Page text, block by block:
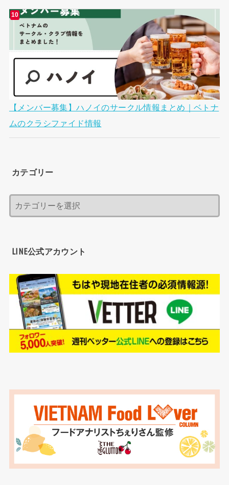
【メンバー募集】ハノイのサークル情報まとめ｜ベトナ
ムのクラシファイド情報
カテゴリー
LINE公式アカウント